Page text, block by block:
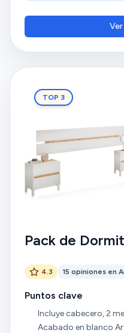
opiniones diversas
TOP 3
Pack de
4.3 15 opiniones en
Puntos clave
Incluye cabecero, 2
Acabado en blanco